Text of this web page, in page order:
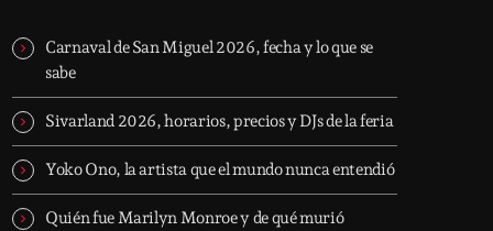
Carnaval de San Miguel 2026, fecha y lo que se
sabe
Sivarland 2026, horarios, precios y DJs de la feria
Yoko Ono, la artista que el mundo nunca entendió
Quién fue Marilyn Monroe y de qué murió